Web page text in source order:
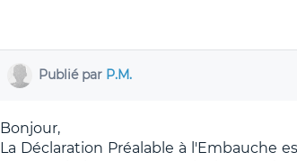
Publié par P.M.
Bonjour,
La Déclaration Préalable à l'Embauche